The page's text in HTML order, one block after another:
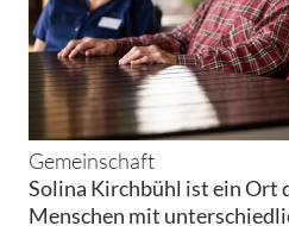
Gemeinschaft
Solina Kirchbühl ist ein Ort
Menschen mit